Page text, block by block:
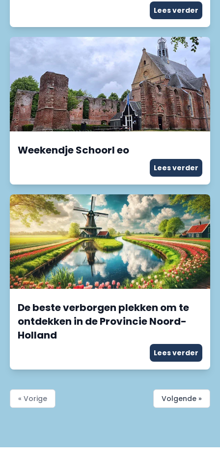
Lees verder
Weekendje Schoorl eo
Lees verder
De beste verborgen plekken om te
ontdekken in de Provincie Noord-
Holland
Lees verder
« Vorige Volgende »